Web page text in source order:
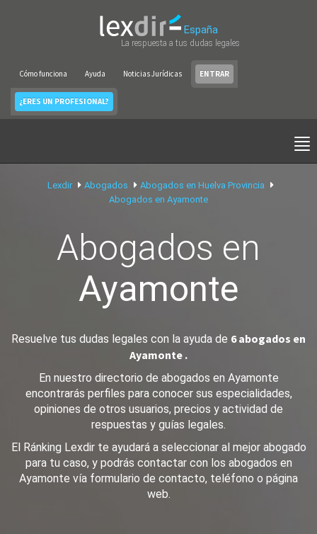
España
La respuesta a tus dudas legales
Cómo funciona Ayuda Noticias Jurídicas ENTRAR
¿ERES UN PROFESIONAL?
Lexdir Abogados
Abogados en Huelva Provincia
Abogados en Ayamonte
Abogados en
Ayamonte
Resuelve tus dudas legales con la ayuda de 6 abogados en
Ayamonte .
En nuestro directorio de abogados en Ayamonte
encontrarás perfiles para conocer sus especialidades,
opiniones de otros usuarios, precios y actividad de
respuestas y guías legales.
El Ránking Lexdir te ayudará a seleccionar al mejor abogado
para tu caso, y podrás contactar con los abogados en
Ayamonte vía formulario de contacto, teléfono o página
web.